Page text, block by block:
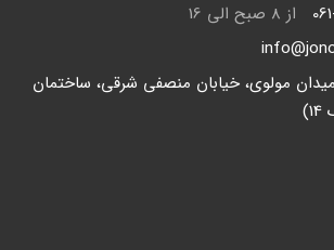
از 8 صبح الی 16
میدان مولوی، خیابان منصفی شرقی، ساختمان